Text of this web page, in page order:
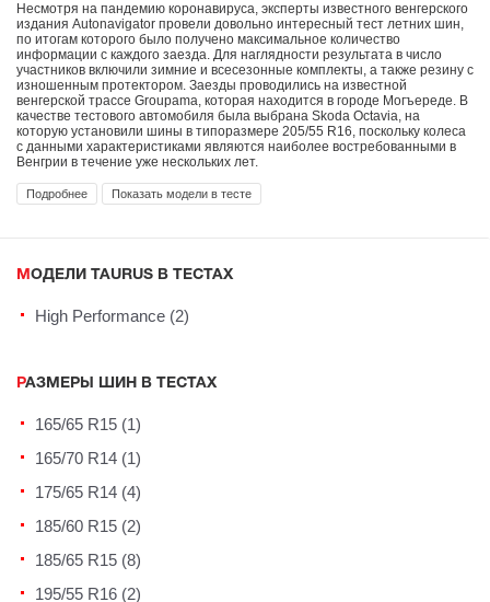
Несмотря на пандемию коронавируса, эксперты известного венгерского
издания Autonavigator провели довольно интересный тест летних шин,
по итогам которого было получено максимальное количество
информации с каждого заезда. Для наглядности результата в число
участников включили зимние и всесезонные комплекты, а также резину с
изношенным протектором. Заезды проводились на известной
венгерской трассе Groupama, которая находится в городе Могъереде. В
качестве тестового автомобиля была выбрана Skoda Octavia, на
которую установили шины в типоразмере 205/55 R16, поскольку колеса
с данными характеристиками являются наиболее востребованными в
Венгрии в течение уже нескольких лет.
Подробнее Показать модели в тесте
МОДЕЛИ TAURUS В ТЕСТАХ
High Performance (2)
РАЗМЕРЫ ШИН В ТЕСТАХ
165/65 R15 (1)
165/70 R14 (1)
175/65 R14 (4)
185/60 R15 (2)
185/65 R15 (8)
195/55 R16 (2)